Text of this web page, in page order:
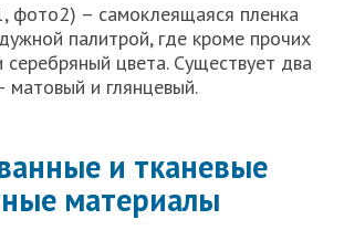
фото2) – самоклеящаяся пленка
палитрой, где кроме прочих
серебряный цвета. Существует два
матовый и глянцевый.
и тканевые
материалы